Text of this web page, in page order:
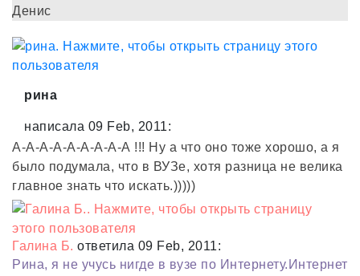
Денис
рина
написала 09 Feb, 2011:
А-А-А-А-А-А-А-А-А !!! Ну а что оно тоже хорошо, а я
было подумала, что в ВУЗе, хотя разница не велика
главное знать что искать.)))))
Галина Б. ответила 09 Feb, 2011:
Рина, я не учусь нигде в вузе по Интернету.Интернет